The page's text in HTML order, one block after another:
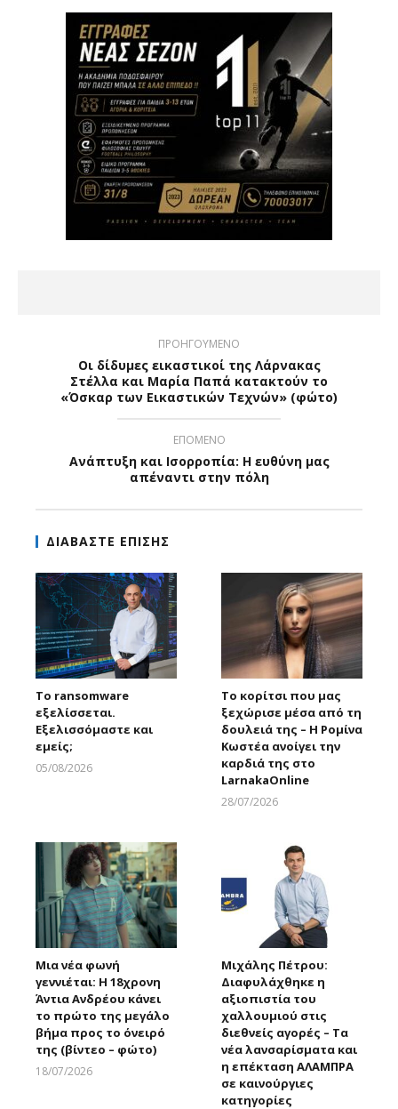
ΠΡΟΗΓΟΥΜΕΝΟ
Οι δίδυμες εικαστικοί της Λάρνακας
Στέλλα και Μαρία Παπά κατακτούν το
«Όσκαρ των Εικαστικών Τεχνών» (φώτο)
ΕΠΟΜΕΝΟ
Ανάπτυξη και Ισορροπία: Η ευθύνη μας
απέναντι στην πόλη
ΔΙΑΒΑΣΤΕ ΕΠΙΣΗΣ
Το ransomware
εξελίσσεται.
Εξελισσόμαστε και
εμείς;
05/08/2026
Το κορίτσι που μας
ξεχώρισε μέσα από τη
δουλειά της – Η Ρομίνα
Κωστέα ανοίγει την
καρδιά της στο
LarnakaOnline
28/07/2026
Μια νέα φωνή
γεννιέται: Η 18χρονη
Άντια Ανδρέου κάνει
το πρώτο της μεγάλο
βήμα προς το όνειρό
της (βίντεο – φώτο)
18/07/2026
Μιχάλης Πέτρου:
Διαφυλάχθηκε η
αξιοπιστία του
χαλλουμιού στις
διεθνείς αγορές – Τα
νέα λανσαρίσματα και
η επέκταση ΑΛΑΜΠΡΑ
σε καινούργιες
κατηγορίες